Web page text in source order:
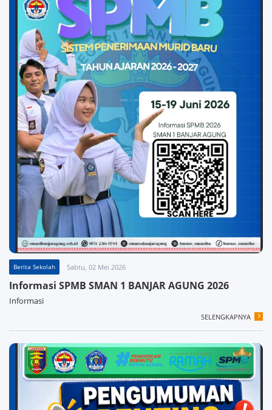
Berita Sekolah Sabtu, 02 Mei 2026
Informasi SPMB SMAN 1 BANJAR AGUNG 2026
Informasi
SELENGKAPNYA